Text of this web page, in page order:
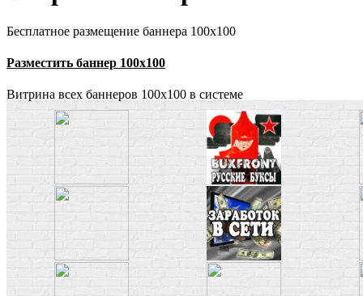
Бесплатное размещение баннера 100x100
Разместить баннер 100x100
Витрина всех баннеров 100x100 в системе